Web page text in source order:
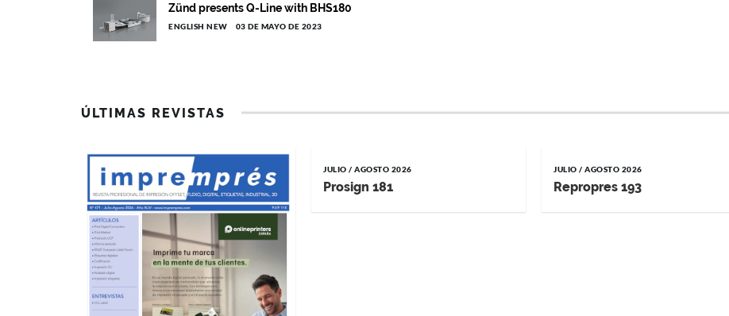
Zünd presents Q-Line with BHS180
ENGLISH NEW 03 DE MAYO DE 2023
ÚLTIMAS REVISTAS
JULIO / AGOSTO 2026
Prosign 181
JULIO / AGOSTO 2026
Repropres 193